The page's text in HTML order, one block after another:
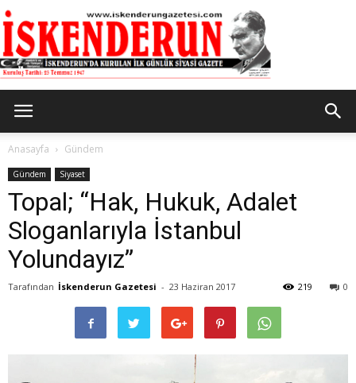
Gazetesi
Anasayfa Gündem
Gündem Siyaset
Topal; “Hak, Hukuk, Adalet
Sloganlarıyla İstanbul
Yolundayız”
Tarafından İskenderun Gazetesi - 23 Haziran 2017 0
219